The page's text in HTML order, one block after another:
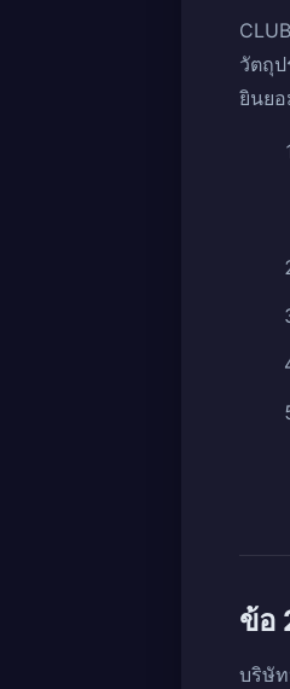
วัตถุ
ยินย
ข้อ
บริษั